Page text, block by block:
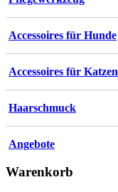
Accessoires für Hunde
Accessoires für Katzen
Haarschmuck
Angebote
Warenkorb